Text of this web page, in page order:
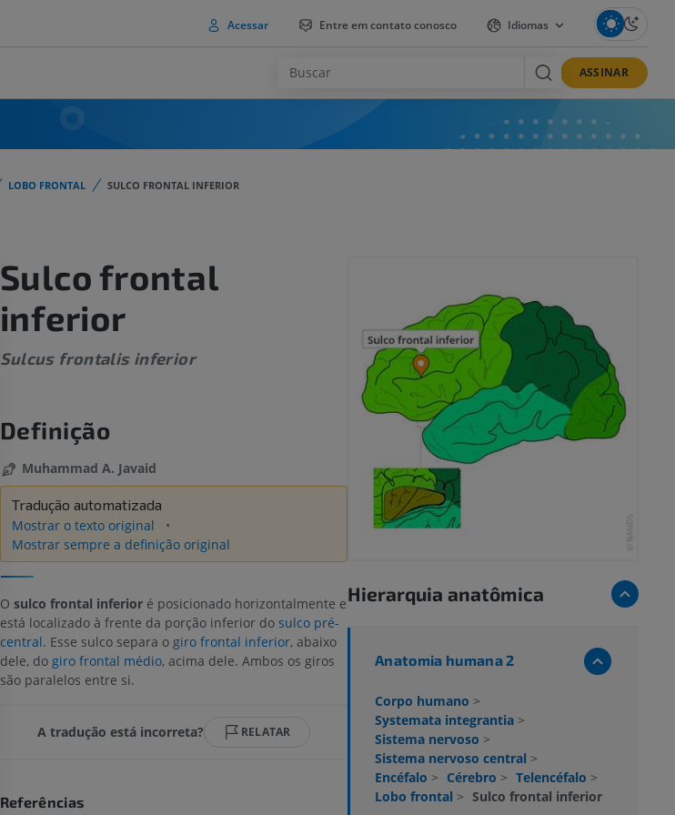
Acessar Entre em contato conosco Idiomas
ASSINAR
LOBO FRONTAL SULCO FRONTAL INFERIOR
Sulco frontal
inferior
Sulcus frontalis inferior
Definição
Muhammad A. Javaid
Tradução automatizada
Mostrar o texto original
Mostrar sempre a definição original
O sulco frontal inferioré posicionado horizontalmente e
está localizado à frente da porção inferior do sulco pré-
central. Esse sulco separa o giro frontal inferior, abaixo
dele, do giro frontal médio, acima dele. Ambos os giros
são paralelos entre si.
A tradução está incorreta? RELATAR
Referências
Hierarquia anatômica
Anatomia humana 2
Corpo humano >
Systemata integrantia >
Sistema nervoso >
Sistema nervoso central >
Encéfalo > Cérebro > Telencéfalo >
Lobo frontal > Sulco frontal inferior